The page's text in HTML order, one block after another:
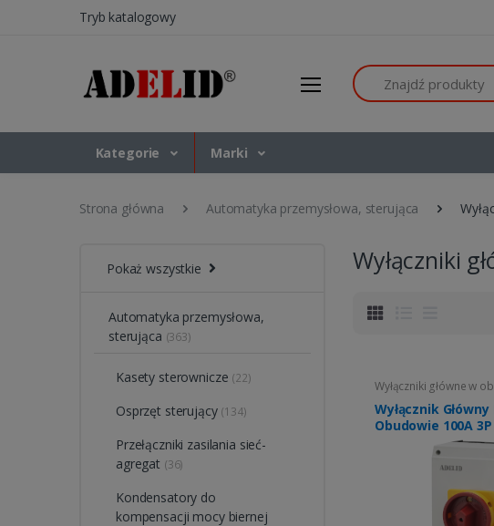
Tryb katalogowy
Szukaj
Kategorie Marki
Strona główna Automatyka przemysłowa, sterująca
Pokaż wszystkie
Automatyka przemysłowa,
sterująca (363)
Kasety sterownicze (22)
Osprzęt sterujący (134)
Przełączniki zasilania sieć-
agregat (36)
Kondensatory do
kompensacji mocy biernej
Wyłączniki
Wyłączniki główne w
Wyłącznik
Obudowie 100A 3P